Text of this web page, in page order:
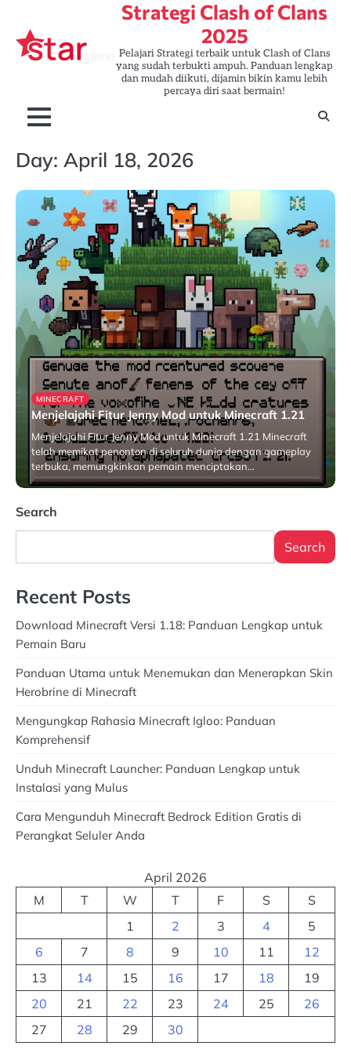
content
Strategi Clash of Clans
2025
Pelajari Strategi terbaik untuk Clash of Clans
yang sudah terbukti ampuh. Panduan lengkap
dan mudah diikuti, dijamin bikin kamu lebih
percaya diri saat bermain!
Day: April 18, 2026
MINECRAFT
Menjelajahi Fitur Jenny Mod untuk Minecraft 1.21
Menjelajahi Fitur Jenny Mod untuk Minecraft 1.21 Minecraft
telah memikat penonton di seluruh dunia dengan gameplay
terbuka, memungkinkan pemain menciptakan…
April 18, 2026
Search
Search
Recent Posts
Download Minecraft Versi 1.18: Panduan Lengkap untuk
Pemain Baru
Panduan Utama untuk Menemukan dan Menerapkan Skin
Herobrine di Minecraft
Mengungkap Rahasia Minecraft Igloo: Panduan
Komprehensif
Unduh Minecraft Launcher: Panduan Lengkap untuk
Instalasi yang Mulus
Cara Mengunduh Minecraft Bedrock Edition Gratis di
Perangkat Seluler Anda
April 2026
M
T W T F S
S
1
2 3 4
5
6
7 8 9 10 11
12
13
14 15 16 17 18
19
20
21 22 23 24 25
26
27
28 29 30